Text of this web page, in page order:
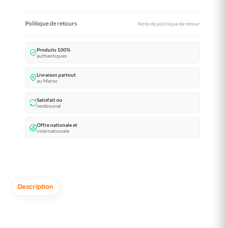
Politique de retours Note de politique de retour
Produits 100%
authentiques
Livraison partout
au Maroc
Satisfait ou
remboursé
Offre nationale et
internationale
Description